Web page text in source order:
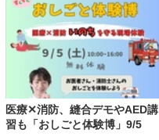
医療✕消防、縫合デモやAED講
習も「おしごと体験博」9/5